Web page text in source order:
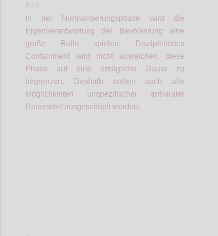
In der Normalisierungsphase wird die
Eigenverantwortung der Bevölkerung eine
große Rolle spielen.
Diszipliniertes
Containment wird nicht ausreichen, diese
Phase auf eine erträgliche Dauer zu
begrenzen. Deshalb sollten auch alle
Möglichkeiten unspezifischer antiviraler
Hausmittel ausgeschöpft werden.